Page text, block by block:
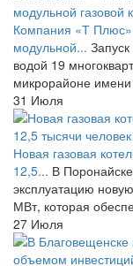
Компания «Т Плюс»
модульной...
водой 19
микрорайоне
31 Июля
Новая газовая
12,5... В
эксплуатацию
МВт, которая
27 Июля